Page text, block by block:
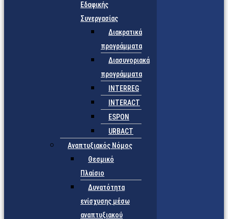
Εδαφικής
Συνεργασίας
Διακρατικά
προγράμματα
Διασυνοριακά
προγράμματα
INTERREG
INTERACT
ESPON
URBACT
Αναπτυξιακός Νόμος
Θεσμικό
Πλαίσιο
Δυνατότητα
ενίσχυσης μέσω
αναπτυξιακού